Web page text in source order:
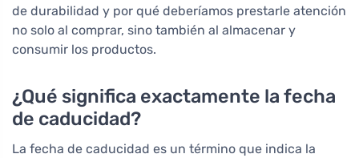
de durabilidad y por qué deberíamos prestarle atención
no solo al comprar, sino también al almacenar y
consumir los productos.
¿Qué significa exactamente la fecha
de caducidad?
La fecha de caducidad es un término que indica la